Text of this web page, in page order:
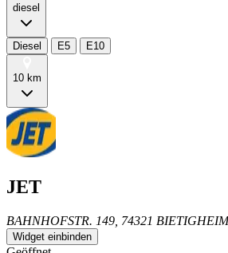
diesel
Diesel E5 E10
10 km
JET
BAHNHOFSTR. 149, 74321
Widget einbinden